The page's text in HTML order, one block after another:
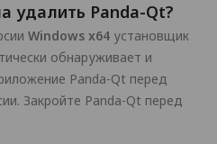
удалить Panda-Qt?
Windows x64 установщик
обнаруживает и
Panda-Qt перед
Закройте Panda-Qt перед